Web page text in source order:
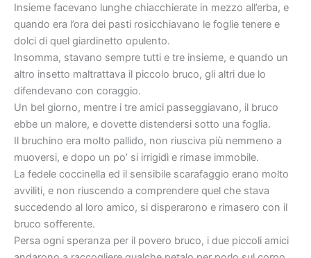
Insieme facevano lunghe chiacchierate in mezzo all’erba, e
quando era l’ora dei pasti rosicchiavano le foglie tenere e
dolci di quel giardinetto opulento.
Insomma, stavano sempre tutti e tre insieme, e quando un
altro insetto maltrattava il piccolo bruco, gli altri due lo
difendevano con coraggio.
Un bel giorno, mentre i tre amici passeggiavano, il bruco
ebbe un malore, e dovette distendersi sotto una foglia.
Il bruchino era molto pallido, non riusciva più nemmeno a
muoversi, e dopo un po’ si irrigidì e rimase immobile.
La fedele coccinella ed il sensibile scarafaggio erano molto
avviliti, e non riuscendo a comprendere quel che stava
succedendo al loro amico, si disperarono e rimasero con il
bruco sofferente.
Persa ogni speranza per il povero bruco, i due piccoli amici